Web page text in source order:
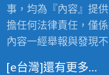
事，均為『內容』提
擔任何法律責任，僅
內容一經舉報與發現
[e台灣]還有更多…